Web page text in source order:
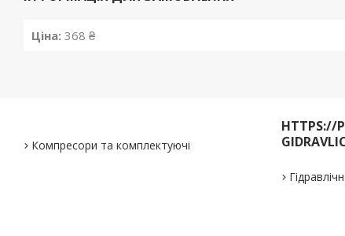
Ціна: 368 ₴
Компресори та комплектуючі
HTTPS://